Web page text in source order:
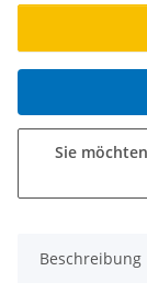
Sie
Beschreibung